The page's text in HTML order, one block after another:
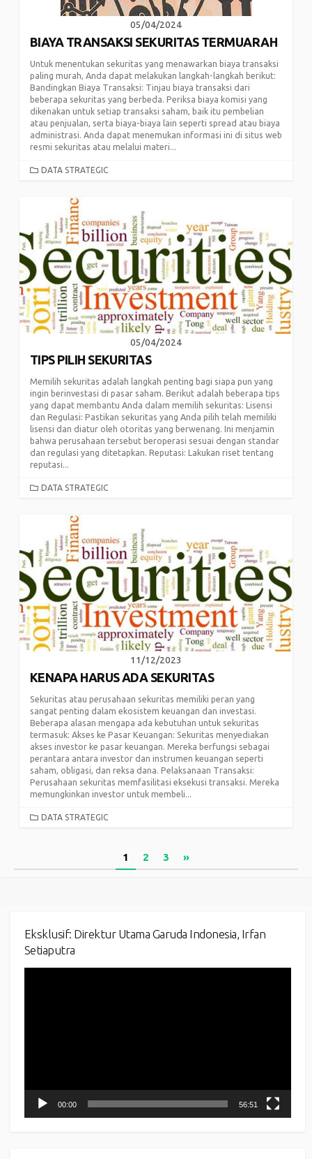
05/04/2024
BIAYA TRANSAKSI SEKURITAS TERMUARAH
Untuk menentukan sekuritas yang menawarkan biaya transaksi
paling murah, Anda dapat melakukan langkah-langkah berikut:
Bandingkan Biaya Transaksi: Tinjau biaya transaksi dari
beberapa sekuritas yang berbeda. Periksa biaya komisi yang
dikenakan untuk setiap transaksi saham, baik itu pembelian
atau penjualan, serta biaya-biaya lain seperti spread atau biaya
administrasi. Anda dapat menemukan informasi ini di situs web
resmi sekuritas atau melalui materi...
CATEGORIES
DATA STRATEGIC
05/04/2024
TIPS PILIH SEKURITAS
Memilih sekuritas adalah langkah penting bagi siapa pun yang
ingin berinvestasi di pasar saham. Berikut adalah beberapa tips
yang dapat membantu Anda dalam memilih sekuritas: Lisensi
dan Regulasi: Pastikan sekuritas yang Anda pilih telah memiliki
lisensi dan diatur oleh otoritas yang berwenang. Ini menjamin
bahwa perusahaan tersebut beroperasi sesuai dengan standar
dan regulasi yang ditetapkan. Reputasi: Lakukan riset tentang
reputasi...
CATEGORIES
DATA STRATEGIC
11/12/2023
KENAPA HARUS ADA SEKURITAS
Sekuritas atau perusahaan sekuritas memiliki peran yang
sangat penting dalam ekosistem keuangan dan investasi.
Beberapa alasan mengapa ada kebutuhan untuk sekuritas
termasuk: Akses ke Pasar Keuangan: Sekuritas menyediakan
akses investor ke pasar keuangan. Mereka berfungsi sebagai
perantara antara investor dan instrumen keuangan seperti
saham, obligasi, dan reksa dana. Pelaksanaan Transaksi:
Perusahaan sekuritas memfasilitasi eksekusi transaksi. Mereka
memungkinkan investor untuk membeli...
CATEGORIES
DATA STRATEGIC
1 2 3 »
Eksklusif: Direktur Utama Garuda Indonesia, Irfan
Setiaputra
00:00 56:51